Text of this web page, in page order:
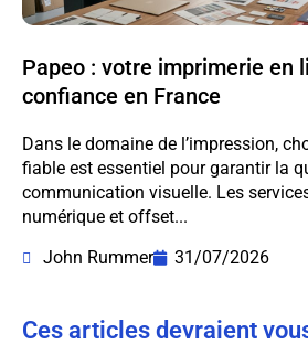
Papeo : votre imprimerie en
confiance en France
Dans le domaine de l’impression,
fiable est essentiel pour garantir la
communication visuelle. Les
numérique et offset...
John Rummer
31/07/2026
Ces articles devraient